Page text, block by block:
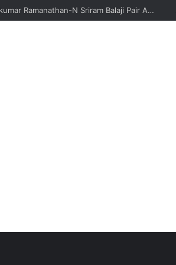
Davis Cup: Ramkumar Ramanathan-N Sriram Balaji Pair And Siddharth Vishwakarma Lose, India Suffer Sixth Defeat Against Sweden